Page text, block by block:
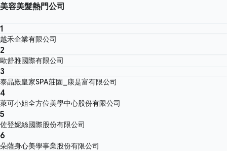
美容美髮熱門公司
1
越禾企業有限公司
2
歐舒雅國際有限公司
3
泰晶殿皇家SPA莊園_康是富有限公司
4
萊可小姐全方位美學中心股份有限公司
5
佐登妮絲國際股份有限公司
6
朵薩身心美學事業股份有限公司